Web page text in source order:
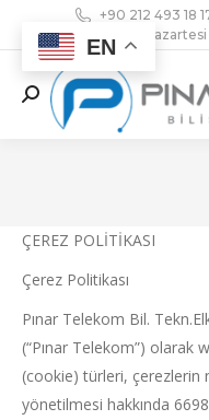
+90 212 493 18
Search:
ÇEREZ POLİTİKASI
Çerez Politikası
Pınar Telekom Bil.
(“Pınar Telekom”) olarak
(cookie) türleri, çerezlerin
yönetilmesi hakkında
EN